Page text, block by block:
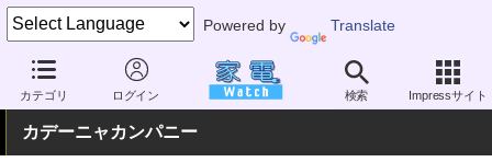
Powered by Translate
カテゴリ ログイン 検索 Impressサイト
家電 Watch 業界動向 業界動向 その他
カデーニャカンパニー